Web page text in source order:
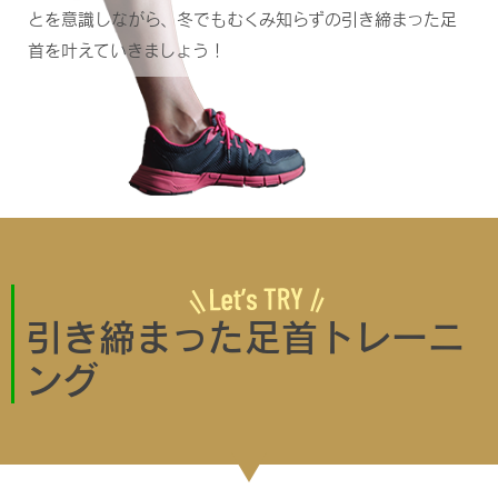
とを意識しながら、冬でもむくみ知らずの引き締まった足
首を叶えていきましょう！
引き締まった足首トレーニ
ング